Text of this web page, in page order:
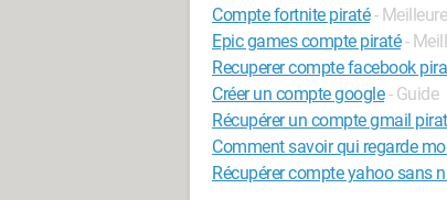
Compte fortnite piraté -
Epic games compte piraté -
Recuperer compte facebook
Créer un compte google - Guide
Récupérer un compte gmail
Comment savoir qui regarde
Récupérer compte yahoo sans